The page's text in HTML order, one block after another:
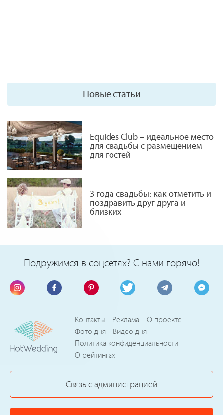
Новые статьи
Equides Club – идеальное место
для свадьбы с размещением
для гостей
3 года свадьбы: как отметить и
поздравить друг друга и
близких
Подружимся в соцсетях? С нами горячо!
Контакты Реклама
О проекте
Фото дня
Видео дня
Политика конфиденциальности
О рейтингах
Связь с администрацией